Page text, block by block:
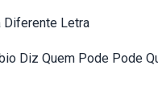
Diferente Letra
Diz Quem Pode Pode